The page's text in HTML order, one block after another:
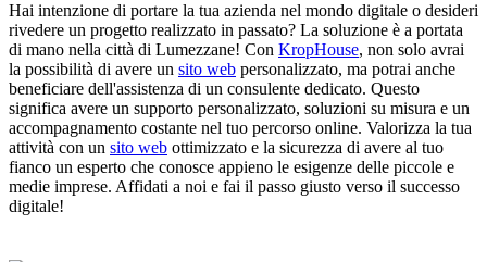
Hai intenzione di portare la tua azienda nel mondo digitale o desideri
rivedere un progetto realizzato in passato? La soluzione è a portata
di mano nella città di Lumezzane! Con KropHouse, non solo avrai
la possibilità di avere un sito web personalizzato, ma potrai anche
beneficiare dell'assistenza di un consulente dedicato. Questo
significa avere un supporto personalizzato, soluzioni su misura e un
accompagnamento costante nel tuo percorso online. Valorizza la tua
attività con un sito web ottimizzato e la sicurezza di avere al tuo
fianco un esperto che conosce appieno le esigenze delle piccole e
medie imprese. Affidati a noi e fai il passo giusto verso il successo
digitale!